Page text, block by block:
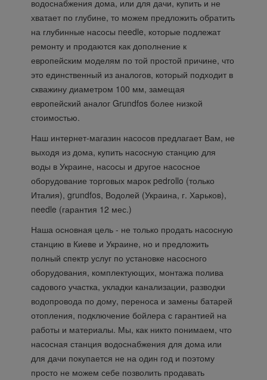
водоснабжения дома, или для дачи, купить и не
хватает по глубине, то можем предложить обратить
на глубинные насосы needle, которые подлежат
ремонту и продаются как дополнение к
европейским моделям по той простой причине, что
это единственный из аналогов, который подходит в
скважину диаметром 100 мм, замещая
европейский аналог Grundfos более низкой
стоимостью.
Наш интернет-магазин насосов предлагает Вам, не
выходя из дома, купить насосную станцию для
воды в Украине, насосы и другое насосное
оборудование торговых марок pedrollo (только
Италия), grundfos, Водолей (Украина, г. Харьков),
needle (гарантия 12 мес.)
Наша основная цель - не только продать насосную
станцию в Киеве и Украине, но и предложить
полный спектр услуг по установке насосного
оборудования, комплектующих, монтажа полива
садового участка, укладки канализации, разводки
водопровода по дому, переноса и замены батарей
отопления, подключение бойлера с гарантией на
работы и материалы. Мы, как никто понимаем, что
насосная станция водоснабжения для дома или
для дачи покупается не на один год и поэтому
просто не можем себе позволить продавать